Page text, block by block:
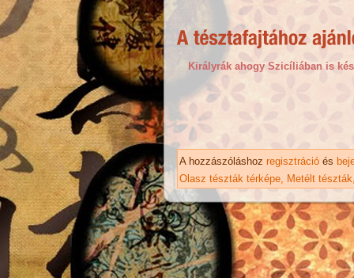
Királyrák ahogy Szicíliában is
A hozzászóláshoz regisztráció és
Olasz tészták térképe Metélt tészták